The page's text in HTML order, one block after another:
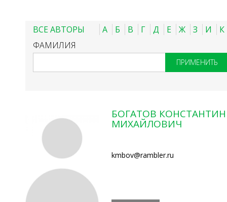
ВСЕ АВТОРЫ А Б В Г Д Е Ж З И
К
ФАМИЛИЯ
БОГАТОВ КОНСТАНТИН
МИХАЙЛОВИЧ
kmbov@rambler.ru